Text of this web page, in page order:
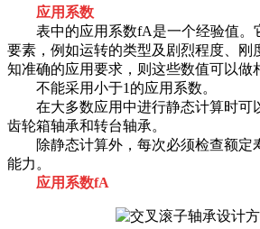
应用系数
表中的应用系数fA是一个经验值。
要素，例如运转的类型及剧烈程度、刚
知准确的应用要求，则这些数值可以做
不能采用小于1的应用系数。
在大多数应用中进行静态计算时可
齿轮箱轴承和转台轴承。
除静态计算外，每次必须检查额定
能力。
应用系数fA